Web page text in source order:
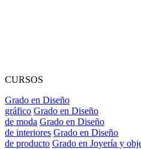
CURSOS
Grado en Diseño
gráfico Grado en Diseño
de moda Grado en Diseño
de interiores Grado en Diseño
de producto Grado en Joyería y